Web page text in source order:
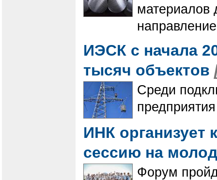
материалов
ИЭСК с начала
тысяч объектов
Среди
ИНК организует
сессию на
Форум